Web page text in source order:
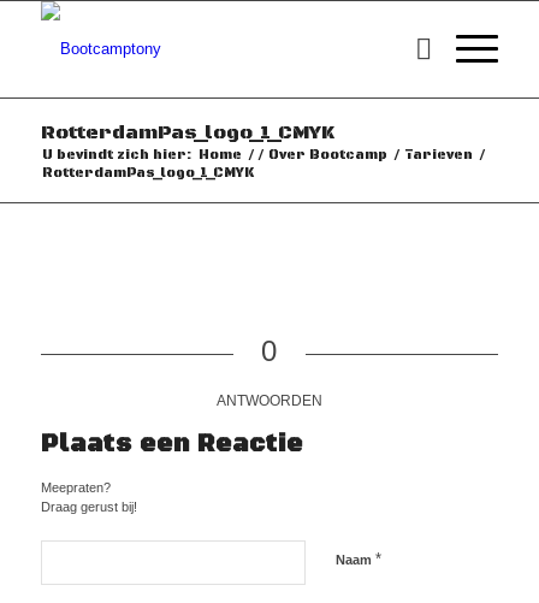
RotterdamPas_logo_1_CMYK
U bevindt zich hier: Home / / Over Bootcamp / Tarieven /
RotterdamPas_logo_1_CMYK
0
ANTWOORDEN
Plaats een Reactie
Meepraten?
Draag gerust bij!
Naam *